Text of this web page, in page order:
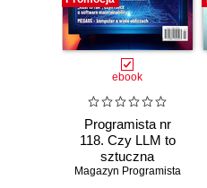
ebook
Programista nr
118. Czy LLM to
sztuczna
inteligencja?
Magazyn Programista